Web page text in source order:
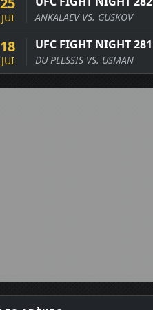
JUI ANKALAEV VS. GUSKOV
18
JUI
UFC FIGHT NIGHT 281
DU PLESSIS VS. USMAN